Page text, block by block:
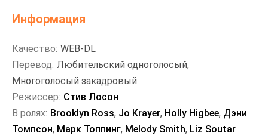
Информация
Качество: WEB-DL
Перевод: Любительский одноголосый,
Многоголосый закадровый
Режиссер: Стив Лосон
В ролях: Brooklyn Ross, Jo Krayer, Holly Higbee, Дэни
Томпсон, Марк Топпинг, Melody Smith, Liz Soutar